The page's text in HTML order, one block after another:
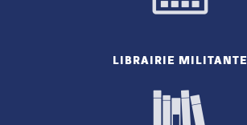
LIBRAIRIE MILITANTE